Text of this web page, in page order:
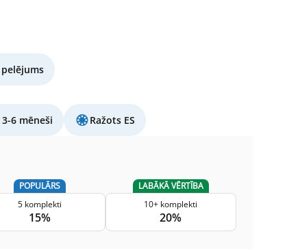
6 mēneši Ražots ES
POPULĀRS
5 komplekti
15%
LABĀKĀ VĒRTĪBA
10+ komplekti
20%